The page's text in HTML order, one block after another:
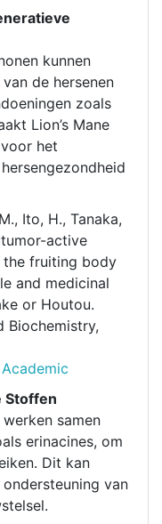
kunnen
de hersenen
zoals
Lion’s Mane
het
Ito, H., Tanaka,
active
the fruiting body
and medicinal
or Houtou.
Biochemistry,
Stoffen
werken samen
erinacines, om
Dit kan
van